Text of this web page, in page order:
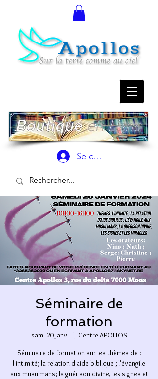
Se connecter
Séminaire de
formation
sam. 20 janv.
  |
Centre APOLLOS
Séminaire de formation sur les thèmes de :
l'intimité; la relation d'aide biblique ; l'évangile
aux musulmans; la guérison divine, les signes et